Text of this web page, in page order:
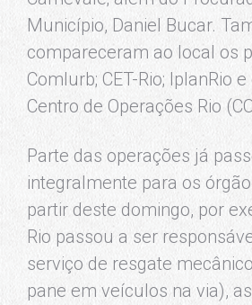
Município, Daniel Bucar.
compareceram ao local os
Comlurb; CET-Rio; IplanRio
Centro de Operações Rio
Parte das operações já
integralmente para os
partir deste domingo, por
Rio passou a ser
serviço de resgate
pane em veículos na via),